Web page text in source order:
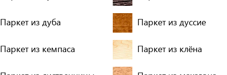
Паркет из дуба Паркет из дуссие
Паркет из кемпаса Паркет из клёна